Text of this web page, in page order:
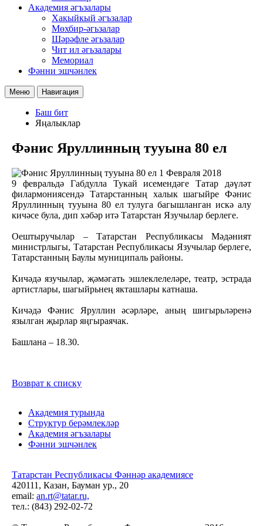
Академия әгъзалары
Хакыйкый әгъзалар
Мөхбир-әгьзалар
Шәрәфле әгьзалар
Чит ил әгьзалары
Мемориал
Фәнни эшчәнлек
Меню Навигация
Баш бит
Яңалыклар
Фәнис Яруллинның тууына 80 ел
1 Февраля 2018
9 февральдә Габдулла Тукай исемендәге Татар дәүләт
филармониясендә Татарстанның халык шагыйре Фәнис
Яруллинның тууына 80 ел тулуга багышланган искә алу
кичәсе була, дип хәбәр итә Татарстан Язучылар берлеге.
Оештыручылар – Татарстан Республикасы Мәдәният
министрлыгы, Татарстан Республикасы Язучылар берлеге,
Татарстанның Баулы муниципаль районы.
Кичәдә язучылар, җәмәгать эшлеклелеләре, театр, эстрада
артистлары, шагыйрьнең якташлары катнаша.
Кичәдә Фәнис Яруллин әсәрләре, аның шигырьләренә
язылган җырлар яңгыраячак.
Башлана – 18.30.
Возврат к списку
Академия турында
Структур берәмлекләр
Академия әгъзалары
Фәнни эшчәнлек
Татарстан Республикасы Фәннәр академиясе
420111, Казан, Бауман ур., 20
email: an.rt@tatar.ru,
тел.: (843) 292-02-72